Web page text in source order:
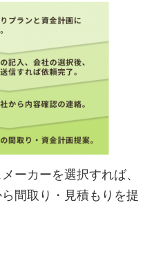
ーカーを選択すれば、
間取り・見積もりを提